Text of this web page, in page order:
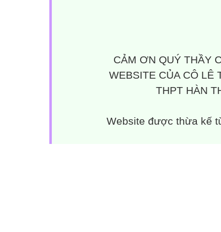
CẢM ƠN QUÝ THẦY
WEBSITE CỦA CÔ LÊ
THPT HÀN
Website được thừa kế